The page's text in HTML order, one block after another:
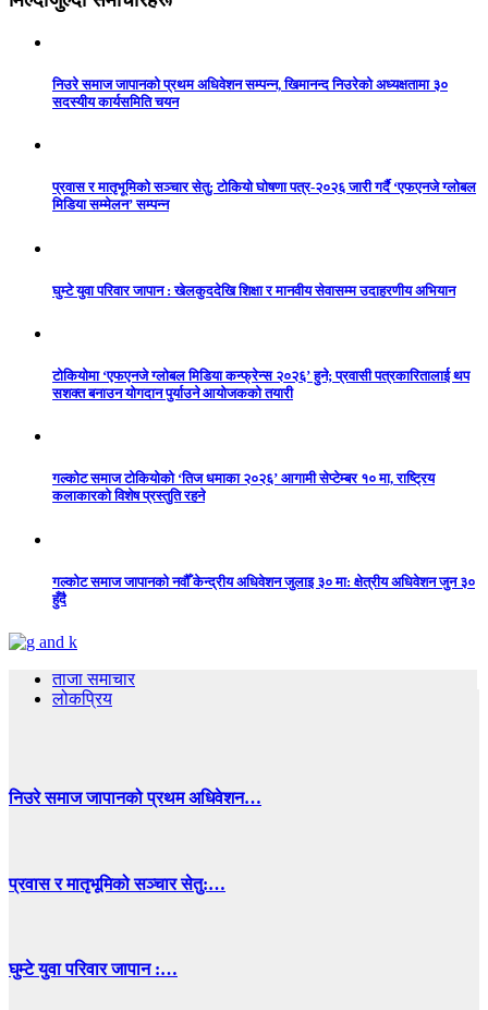
निउरे समाज जापानको प्रथम अधिवेशन सम्पन्न, खिमानन्द निउरेको अध्यक्षतामा ३०
सदस्यीय कार्यसमिति चयन
प्रवास र मातृभूमिको सञ्चार सेतु: टोकियो घोषणा पत्र-२०२६ जारी गर्दै ‘एफएनजे ग्लोबल
मिडिया सम्मेलन’ सम्पन्न
घुम्टे युवा परिवार जापान : खेलकुददेखि शिक्षा र मानवीय सेवासम्म उदाहरणीय अभियान
टोकियोमा ‘एफएनजे ग्लोबल मिडिया कन्फ्रेन्स २०२६’ हुने; प्रवासी पत्रकारितालाई थप
सशक्त बनाउन योगदान पुर्याउने आयोजकको तयारी
गल्कोट समाज टोकियोको ‘तिज धमाका २०२६’ आगामी सेप्टेम्बर १० मा, राष्ट्रिय
कलाकारको विशेष प्रस्तुति रहने
गल्कोट समाज जापानको नवौँ केन्द्रीय अधिवेशन जुलाइ ३० मा: क्षेत्रीय अधिवेशन जुन ३०
हुँदै
ताजा समाचार
लोकप्रिय
निउरे समाज जापानको प्रथम अधिवेशन…
प्रवास र मातृभूमिको सञ्चार सेतु:…
घुम्टे युवा परिवार जापान :…